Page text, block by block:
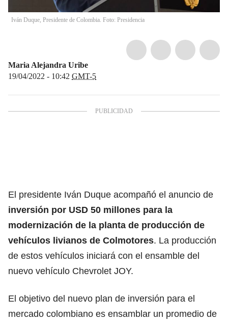
Iván Duque, Presidente de Colombia. Foto: Presidencia
Maria Alejandra Uribe
19/04/2022 - 10:42 GMT-5
El presidente Iván Duque acompañó el anuncio de
inversión por USD 50 millones para la
modernización de la planta de producción de
vehículos livianos de Colmotores. La producción
de estos vehículos iniciará con el ensamble del
nuevo vehículo Chevrolet JOY.
El objetivo del nuevo plan de inversión para el
mercado colombiano es ensamblar un promedio de